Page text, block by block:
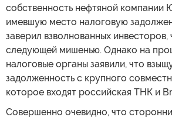
собственность нефтяной компании
имевшую место налоговую
заверил взволнованных инвесторов,
следующей мишенью. Однако на
налоговые органы заявили, что
задолженность с крупного
которое входят российская ТНК и
Совершенно очевидно, что